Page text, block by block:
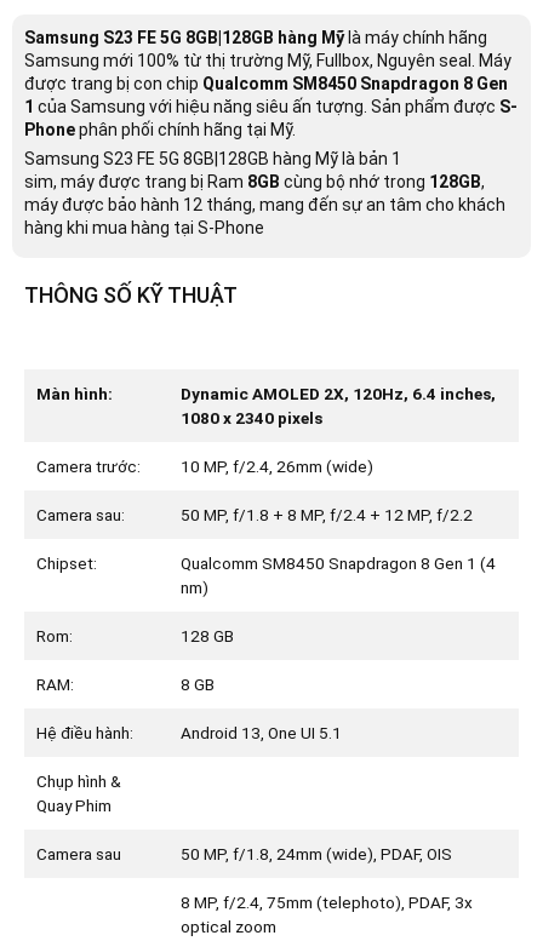
Samsung S23 FE 5G 8GB|128GB hàng Mỹ là máy chính hãng
Samsung mới 100% từ thị trường Mỹ, Fullbox, Nguyên seal. Máy
được trang bị con chip Qualcomm SM8450 Snapdragon 8 Gen
1 của Samsung với hiệu năng siêu ấn tượng. Sản phẩm được S-
Phonephân phối chính hãng tại Mỹ.
Samsung S23 FE 5G 8GB|128GB hàng Mỹ là bản 1
sim, máy được trang bị Ram 8GB cùng bộ nhớ trong 128GB,
máy được bảo hành 12 tháng, mang đến sự an tâm cho khách
hàng khi mua hàng tại S-Phone
THÔNG SỐ KỸ THUẬT
Màn hình:
Dynamic AMOLED 2X, 120Hz, 6.4 inches,
1080 x 2340 pixels
Camera trước: 10 MP, f/2.4, 26mm (wide)
Camera sau: 50 MP, f/1.8 + 8 MP, f/2.4 + 12 MP, f/2.2
Chipset:
Qualcomm SM8450 Snapdragon 8 Gen 1 (4
nm)
Rom: 128 GB
RAM: 8 GB
Hệ điều hành: Android 13, One UI 5.1
Chụp hình &
Quay Phim
Camera sau 50 MP, f/1.8, 24mm (wide), PDAF, OIS
8 MP, f/2.4, 75mm (telephoto), PDAF, 3x
optical zoom